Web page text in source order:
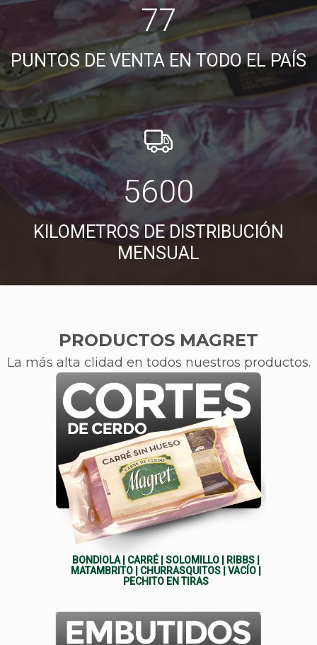
77
PUNTOS DE VENTA EN TODO EL PAÍS
5600
KILOMETROS DE DISTRIBUCIÓN
MENSUAL
PRODUCTOS MAGRET
La más alta clidad en todos nuestros productos.
BONDIOLA CARRÉ |SOLOMILLO RIBBS
MATAMBRITO
CHURRASQUITOS |VACÍO
PECHITO EN TIRAS